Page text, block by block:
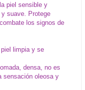
piel sensible y
suave. Protege
los signos de
limpia y se
densa, no es
sensación oleosa y